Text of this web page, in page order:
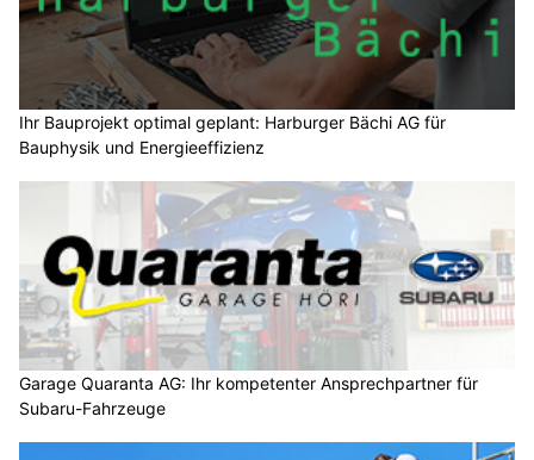
Ihr Bauprojekt optimal geplant: Harburger Bächi AG für
Bauphysik und Energieeffizienz
Garage Quaranta AG: Ihr kompetenter Ansprechpartner für
Subaru-Fahrzeuge